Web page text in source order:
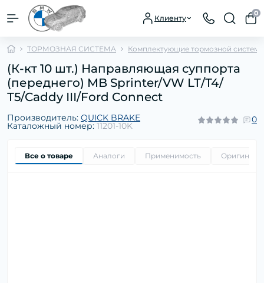
Клиенту
0
ТОРМОЗНАЯ СИСТЕМА Комплектующие тормозной системы
(К-кт 10 шт.) Направляющая суппорта
(переднего) MB Sprinter/VW LT/Т4/
Т5/Caddy ІІІ/Ford Connect
Производитель: QUICK BRAKE
Каталожный номер: 11201-10K
0
Все о товаре Аналоги Применимость